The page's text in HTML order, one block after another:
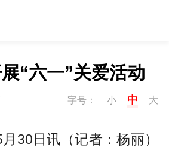
“六一”关爱活动
字号： 小 中 大
30日讯（记者：杨丽）